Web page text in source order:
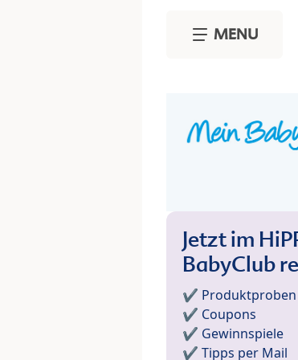
MENU
Jetzt im
BabyClub
✔️ Produktproben
✔️ Coupons
✔️ Gewinnspiele
✔️ Tipps per Mail